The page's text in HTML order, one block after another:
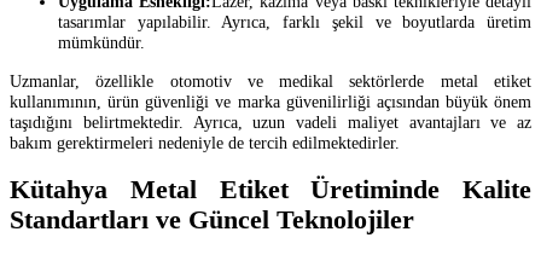
tasarımlar yapılabilir. Ayrıca, farklı şekil ve boyutlarda üretim
mümkündür.
Uzmanlar, özellikle otomotiv ve medikal sektörlerde metal etiket
kullanımının, ürün güvenliği ve marka güvenilirliği açısından büyük önem
taşıdığını belirtmektedir. Ayrıca, uzun vadeli maliyet avantajları ve az
bakım gerektirmeleri nedeniyle de tercih edilmektedirler.
Kütahya Metal Etiket Üretiminde Kalite
Standartları ve Güncel Teknolojiler